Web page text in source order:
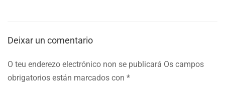
Deixar un comentario
O teu enderezo electrónico non se publicará Os campos
obrigatorios están marcados con *